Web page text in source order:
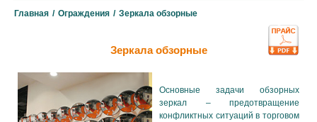
Главная / Ограждения / Зеркала обзорные
Зеркала обзорные
Основные задачи обзорных
зеркал – предотвращение
конфликтных ситуаций в торговом